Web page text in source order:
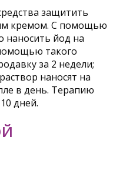
защитить
кремом. С помощью
наносить йод на
такого
за 2 недели;
наносят на
в день. Терапию
дней.